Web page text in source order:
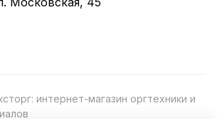
интернет-магазин оргтехники и